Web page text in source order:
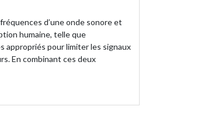
d’une onde sonore et
humaine, telle que
appropriés pour limiter les signaux
En combinant ces deux